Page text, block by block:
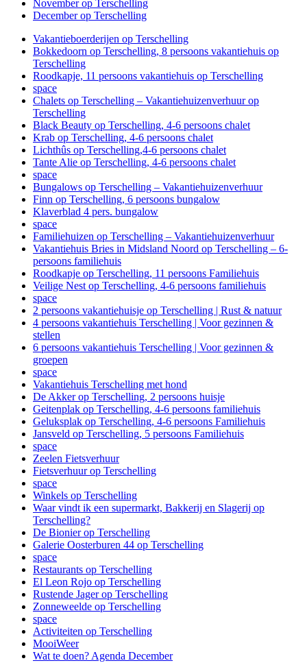
November op Terschelling
December op Terschelling
Vakantieboerderijen op Terschelling
Bokkedoorn op Terschelling, 8 persoons vakantiehuis op
Terschelling
Roodkapje, 11 persoons vakantiehuis op Terschelling
space
Chalets op Terschelling – Vakantiehuizenverhuur op
Terschelling
Black Beauty op Terschelling, 4-6 persoons chalet
Krab op Terschelling, 4-6 persoons chalet
Lichthûs op Terschelling,4-6 persoons chalet
Tante Alie op Terschelling, 4-6 persoons chalet
space
Bungalows op Terschelling – Vakantiehuizenverhuur
Finn op Terschelling, 6 persoons bungalow
Klaverblad 4 pers. bungalow
space
Familiehuizen op Terschelling – Vakantiehuizenverhuur
Vakantiehuis Bries in Midsland Noord op Terschelling – 6-
persoons familiehuis
Roodkapje op Terschelling, 11 persoons Familiehuis
Veilige Nest op Terschelling, 4-6 persoons familiehuis
space
2 persoons vakantiehuisje op Terschelling | Rust & natuur
4 persoons vakantiehuis Terschelling | Voor gezinnen &
stellen
6 persoons vakantiehuis Terschelling | Voor gezinnen &
groepen
space
Vakantiehuis Terschelling met hond
De Akker op Terschelling, 2 persoons huisje
Geitenplak op Terschelling, 4-6 persoons familiehuis
Geluksplak op Terschelling, 4-6 persoons Familiehuis
Jansveld op Terschelling, 5 persoons Familiehuis
space
Zeelen Fietsverhuur
Fietsverhuur op Terschelling
space
Winkels op Terschelling
Waar vindt ik een supermarkt, Bakkerij en Slagerij op
Terschelling?
De Bionier op Terschelling
Galerie Oosterburen 44 op Terschelling
space
Restaurants op Terschelling
El Leon Rojo op Terschelling
Rustende Jager op Terschelling
Zonneweelde op Terschelling
space
Activiteiten op Terschelling
MooiWeer
Wat te doen? Agenda December